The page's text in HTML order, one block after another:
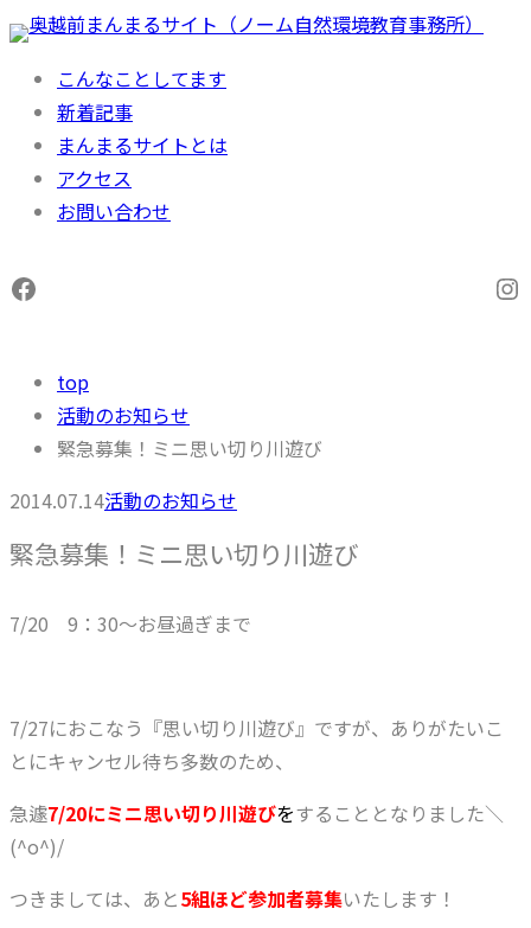
内
こんなことしてます
新着記事
まんまるサイトとは
アクセス
お問い合わせ
Facebook
top
活動のお知らせ
緊急募集！ミニ思い切り川遊び
2014.07.14活動のお知らせ
緊急募集！ミニ思い切り川遊び
7/20 9：30～お昼過ぎまで
7/27におこなう『思い切り川遊び』ですが、ありがたいこ
とにキャンセル待ち多数のため、
急遽7/20にミニ思い切り川遊びをすることとなりました＼
(^o^)/
つきましては、あと5組ほど参加者募集いたします！